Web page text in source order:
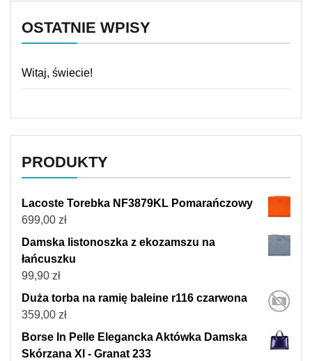
OSTATNIE WPISY
Witaj, świecie!
PRODUKTY
Lacoste Torebka NF3879KL Pomarańczowy
699,00 zł
Damska listonoszka z ekozamszu na
łańcuszku
99,90 zł
Duża torba na ramię baleine r116 czarwona
359,00 zł
Borse In Pelle Elegancka Aktówka Damska
Skórzana Xl - Granat 233